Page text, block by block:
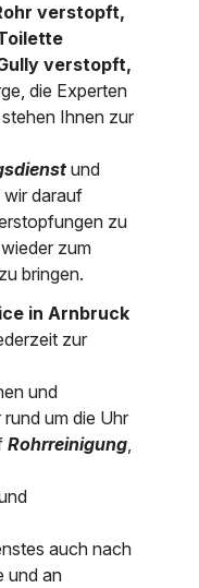
Westfalen
Pfalz
verstopft,
verstopft,
die Experten
Ihnen zur
und
wir darauf
zu
zum
bringen.
in Arnbruck
zur
und
um die Uhr
Rohrreinigung
auch nach
und an